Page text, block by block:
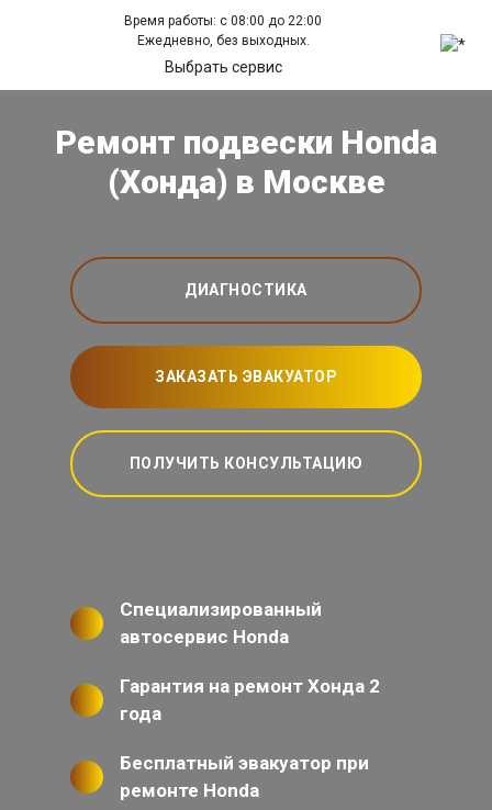
Время работы: с 08:00 до 22:00
Ежедневно, без выходных.
Выбрать сервис
Ремонт подвески Honda
(Хонда) в Москве
ДИАГНОСТИКА
ЗАКАЗАТЬ ЭВАКУАТОР
ПОЛУЧИТЬ КОНСУЛЬТАЦИЮ
Специализированный
автосервис Honda
Гарантия на ремонт Хонда 2
года
Бесплатный эвакуатор при
ремонте Honda